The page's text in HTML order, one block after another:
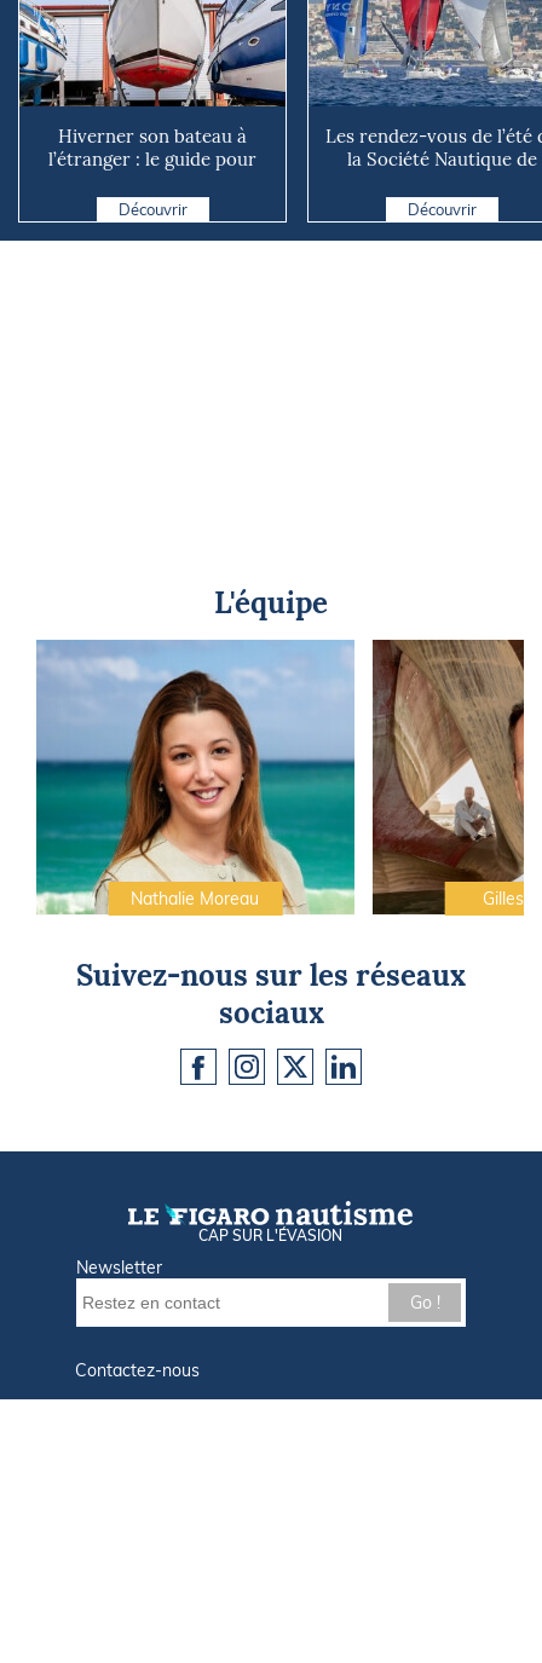
Hiverner son bateau à
l’étranger : le guide pour
Découvrir
Les rendez-vous de l’été
la Société Nautique de
Découvrir
L'équipe
Nathalie Moreau Gilles
Suivez-nous sur les réseaux
sociaux
CAP SUR L'ÉVASION
Newsletter
Go !
Contactez-nous